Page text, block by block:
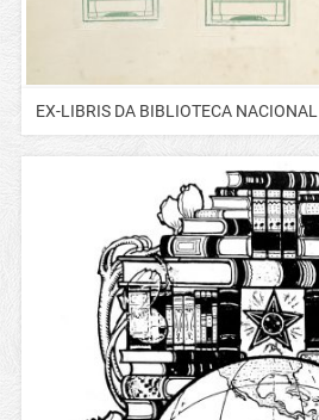
EX-LIBRIS DA BIBLIOTECA NACIONAL